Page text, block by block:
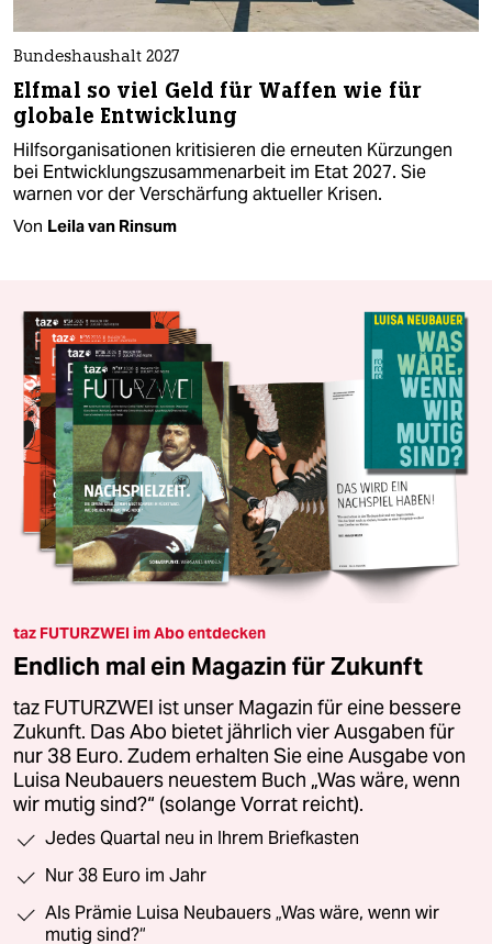
Bundeshaushalt 2027
Elfmal so viel Geld für Waffen wie für
globale Entwicklung
Hilfsorganisationen kritisieren die erneuten Kürzungen
bei Entwicklungszusammenarbeit im Etat 2027. Sie
warnen vor der Verschärfung aktueller Krisen.
Von Leila van Rinsum
taz FUTURZWEI im Abo entdecken
Endlich mal ein Magazin für Zukunft
taz FUTURZWEI ist unser Magazin für eine bessere
Zukunft. Das Abo bietet jährlich vier Ausgaben für
nur 38 Euro. Zudem erhalten Sie eine Ausgabe von
Luisa Neubauers neuestem Buch „Was wäre, wenn
wir mutig sind?“ (solange Vorrat reicht).
Jedes Quartal neu in Ihrem Briefkasten
Nur 38 Euro im Jahr
Als Prämie Luisa Neubauers „Was wäre, wenn wir
mutig sind?“